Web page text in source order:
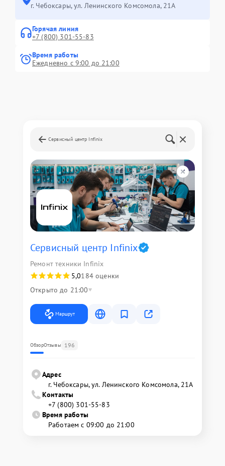
г. Чебоксары, ул. Ленинского Комсомола, 21А
Горячая линия
+7 (800) 301-55-83
Время работы
Ежедневно с 9:00 до 21:00
Сервисный центр Infinix
Сервисный центр Infinix
Ремонт техники Infinix
5,0184 оценки
Открыто до 21:00
Маршрут
ОбзорОтзывы 196
Адрес
г. Чебоксары, ул. Ленинского Комсомола, 21А
Контакты
+7 (800) 301-55-83
Время работы
Работаем с 09:00 до 21:00